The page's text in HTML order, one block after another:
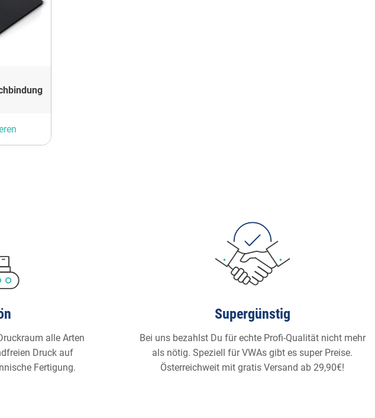
alle Arten
Druck auf
Fertigung.
Supergünstig
Bei uns bezahlst Du für echte Profi-Qualität nicht mehr
als nötig. Speziell für VWAs gibt es super Preise.
Österreichweit mit gratis Versand ab 29,90€!